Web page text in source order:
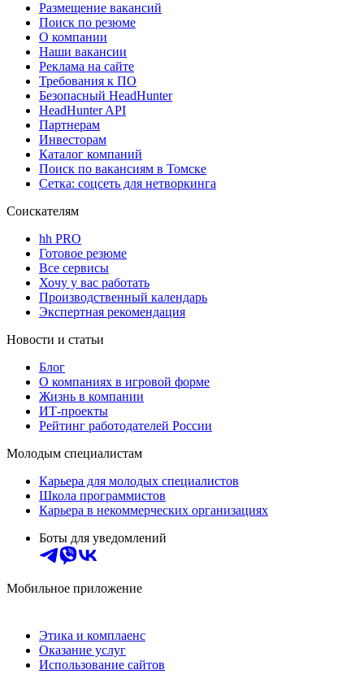
Размещение вакансий
Поиск по резюме
О компании
Наши вакансии
Реклама на сайте
Требования к ПО
Безопасный HeadHunter
HeadHunter API
Партнерам
Инвесторам
Каталог компаний
Поиск по вакансиям в Томске
Сетка: соцсеть для нетворкинга
Соискателям
hh PRO
Готовое резюме
Все сервисы
Хочу у вас работать
Производственный календарь
Экспертная рекомендация
Новости и статьи
Блог
О компаниях в игровой форме
Жизнь в компании
ИТ-проекты
Рейтинг работодателей России
Молодым специалистам
Карьера для молодых специалистов
Школа программистов
Карьера в некоммерческих организациях
Боты для уведомлений
Мобильное приложение
Этика и комплаенс
Оказание услуг
Использование сайтов